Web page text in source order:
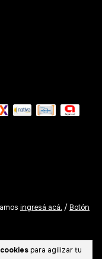
para agilizar tu
ingresá acá. / Botón
derechos reservados.